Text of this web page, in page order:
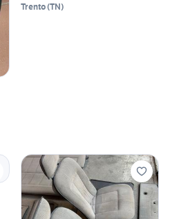
Trento(TN)